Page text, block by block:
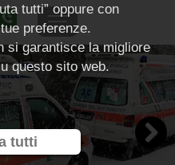
Next
tutti” oppure con
preferenze.
si garantisce la migliore
questo sito web.
tutti